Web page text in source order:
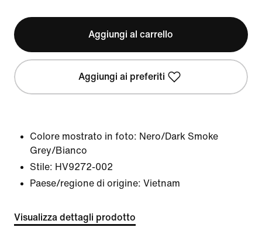
Aggiungi al carrello
Aggiungi ai preferiti
Colore mostrato in foto: Nero/Dark Smoke
Grey/Bianco
Stile: HV9272-002
Paese/regione di origine: Vietnam
Visualizza dettagli prodotto